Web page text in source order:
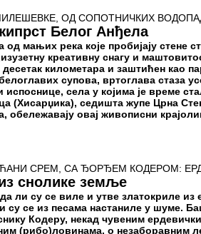
ОД СОПОТНИЧКИХ
Белог Анђела
од мањих река које пробијају стене
креативну снагу и
десетак километара и заштићен као
супова, вртоглава стаза
испоснице, села у којима је време
(Хисарџика), седишта жупе Црна
обележавају овај живописни
СРЕМ, СА ЂОРЂЕМ КОДЕРОМ:
снолике земље
ли су се виле и утве златокриле
су се из песама настаниле у шуме.
Кодеру, некад чувеним
(рибо)ловинама, о незаборавним